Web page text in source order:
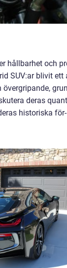
hållbarhet och
SUV:ar blivit
deras
historiska